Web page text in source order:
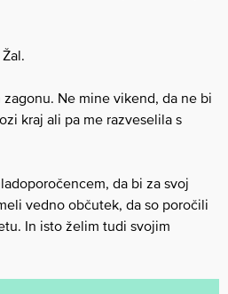
Ne mine vikend, da ne bi
kraj ali pa me razveselila s
da bi za svoj
vedno občutek, da so poročili
In isto želim tudi svojim